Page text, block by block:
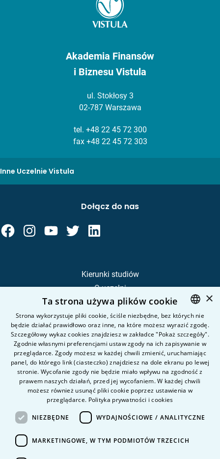
Akademia Finansów
i Biznesu Vistula
ul. Stokłosy 3
02-787 Warszawa
tel. +48 22 45 72 300
fax +48 22 45 72 303
Inne Uczelnie Vistula
Kierunki studiów
O uczelni
Kandydat
Student
Nauka i badania
Intranet
Pytania i odpowiedzi
Kontakt
Kariera na uczelni
Dane Osobowe
Dołącz do nas
POLISH
ENGLISH
×
Ta strona używa plików cookie
Strona wykorzystuje pliki cookie, ściśle niezbędne, bez których nie
będzie działać prawidłowo oraz inne, na które możesz wyrazić zgodę.
Szczegółowy wykaz cookies znajdziesz w zakładce "Pokaż szczegóły".
Zgodnie własnymi preferencjami ustaw zgody na ich zapisywanie w
przeglądarce. Zgody możesz w każdej chwili zmienić, uruchamiając
panel, do którego link (ciasteczko) znajdziesz na dole ekranu po lewej
stronie. Wycofanie zgody nie będzie miało wpływu na zgodność z
prawem naszych działań, przed jej wycofaniem. W każdej chwili
możesz również usunąć pliki cookie poprzez ustawienia w
przeglądarce. Polityka prywatności i cookies
NIEZBĘDNE WYDAJNOŚCIOWE / ANALITYCZNE
MARKETINGOWE, W TYM PODMIOTÓW TRZECICH